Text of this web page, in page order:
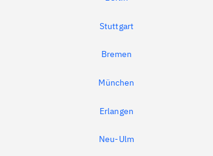
Stuttgart
Bremen
München
Erlangen
Neu-Ulm